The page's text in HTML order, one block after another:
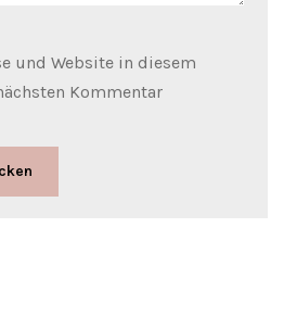
und Website in diesem
Kommentar